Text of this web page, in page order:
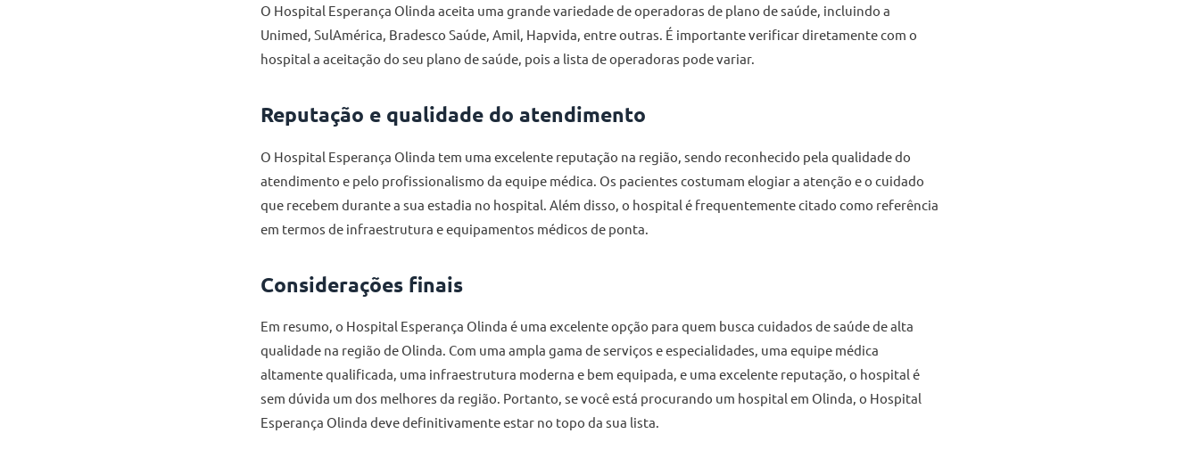
O Hospital Esperança Olinda aceita uma grande variedade de operadoras de plano de saúde, incluindo a
Unimed, SulAmérica, Bradesco Saúde, Amil, Hapvida, entre outras. É importante verificar diretamente com o
hospital a aceitação do seu plano de saúde, pois a lista de operadoras pode variar.
Reputação e qualidade do atendimento
O Hospital Esperança Olinda tem uma excelente reputação na região, sendo reconhecido pela qualidade do
atendimento e pelo profissionalismo da equipe médica. Os pacientes costumam elogiar a atenção e o cuidado
que recebem durante a sua estadia no hospital. Além disso, o hospital é frequentemente citado como referência
em termos de infraestrutura e equipamentos médicos de ponta.
Considerações finais
Em resumo, o Hospital Esperança Olinda é uma excelente opção para quem busca cuidados de saúde de alta
qualidade na região de Olinda. Com uma ampla gama de serviços e especialidades, uma equipe médica
altamente qualificada, uma infraestrutura moderna e bem equipada, e uma excelente reputação, o hospital é
sem dúvida um dos melhores da região. Portanto, se você está procurando um hospital em Olinda, o Hospital
Esperança Olinda deve definitivamente estar no topo da sua lista.